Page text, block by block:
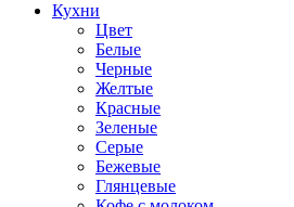
Кухни
Цвет
Белые
Черные
Желтые
Красные
Зеленые
Серые
Бежевые
Глянцевые